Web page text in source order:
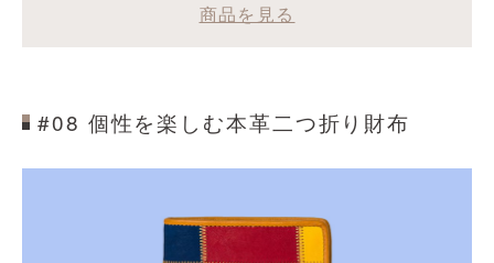
商品を見る
#08 個性を楽しむ本革二つ折り財布